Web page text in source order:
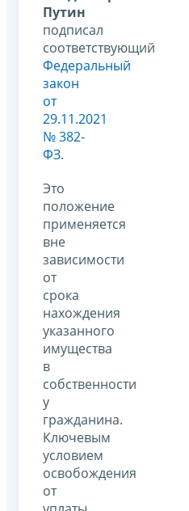
Путин
подписал
соответствующий
Федеральный
закон
от
29.11.2021
№ 382-
ФЗ.
Это
положение
применяется
вне
зависимости
от
срока
нахождения
указанного
имущества
в
собственности
у
гражданина.
Ключевым
условием
освобождения
от